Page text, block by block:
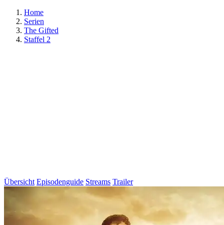
Home
Serien
The Gifted
Staffel 2
Übersicht Episodenguide Streams Trailer